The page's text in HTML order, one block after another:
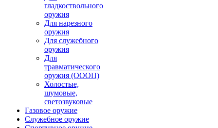
гладкоствольного
оружия
Для нарезного
оружия
Для служебного
оружия
Для
травматического
оружия (ОООП)
Холостые,
шумовые,
светозвуковые
Газовое оружие
Служебное оружие